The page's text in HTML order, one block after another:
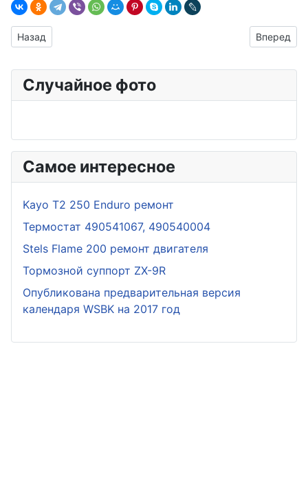
Случайное фото
Самое интересное
Kayo T2 250 Enduro ремонт
Термостат 490541067, 490540004
Stels Flame 200 ремонт двигателя
Тормозной суппорт ZX-9R
Опубликована предварительная версия
календаря WSBK на 2017 год
Предыдущий: Отрезные диски
Назад Вперед